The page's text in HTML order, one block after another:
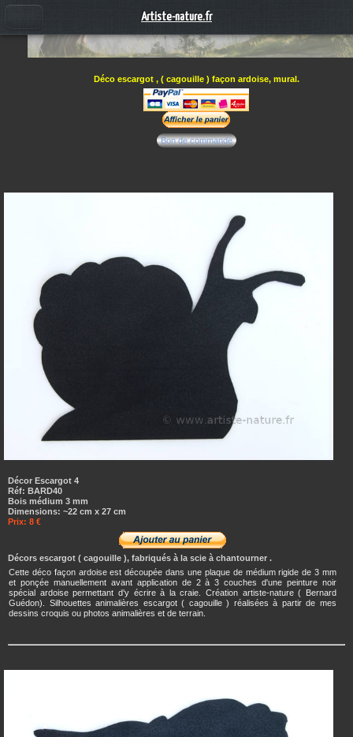
Déco escargot , ( cagouille ) façon ardoise, mural.
Bon de commande
Décor Escargot 4
Réf: BARD40
Bois médium 3 mm
Dimensions: ~22 cm x 27 cm
Prix: 8 €
Décors escargot ( cagouille ), fabriqués à la scie à chantourner .
Cette déco façon ardoise est découpée dans une plaque de médium rigide de 3 mm
et ponçée manuellement avant application de 2 à 3 couches d'une peinture noir
spécial ardoise permettant d'y écrire à la craie. Création artiste-nature ( Bernard
Guédon). Silhouettes animalières escargot ( cagouille ) réalisées à partir de mes
dessins croquis ou photos animalières et de terrain.
Artiste-nature.fr